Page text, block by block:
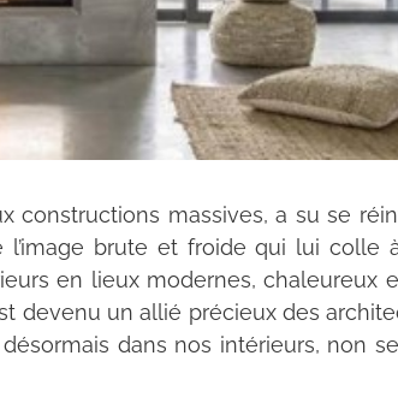
constructions massives, a su se
brute et froide qui lui colle
en lieux modernes, chaleureux
un allié précieux des
dans nos intérieurs, non